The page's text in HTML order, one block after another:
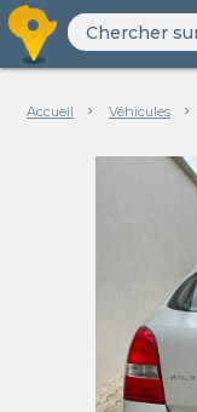
Accueil Véhicules